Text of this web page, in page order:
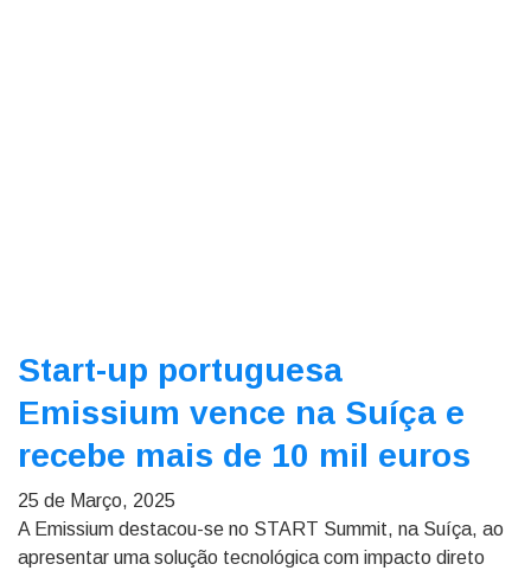
Start-up portuguesa
Emissium vence na Suíça e
recebe mais de 10 mil euros
25 de Março, 2025
A Emissium destacou-se no START Summit, na Suíça, ao
apresentar uma solução tecnológica com impacto direto